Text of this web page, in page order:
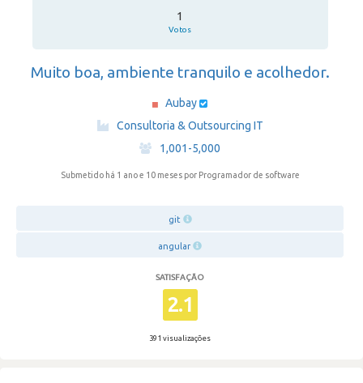
1
Votos
Muito boa, ambiente tranquilo e acolhedor.
Aubay
·
Consultoria & Outsourcing IT
·
1,001-5,000
Submetido há 1 ano e 10 meses por Programador de software
git
angular
SATISFAÇÃO
2.1
391 visualizações